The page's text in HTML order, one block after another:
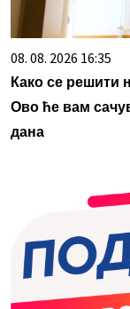
08. 08. 2026 16:35
Како се решити
Ово ће вам
дана